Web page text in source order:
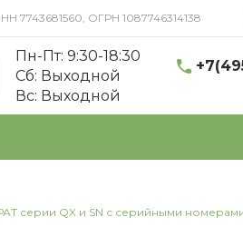
ОГРН 1087746314138
Пн-Пт: 9:30-18:30
Cб: Выходной
Вс: Выходной
QX и SN с серийными номерами